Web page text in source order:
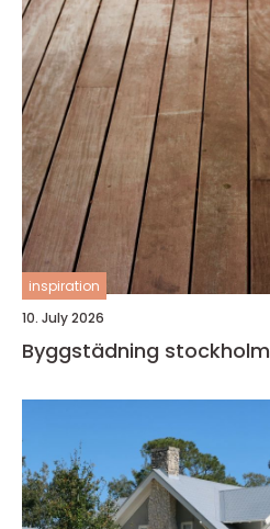
inspiration
10. July 2026
Byggstädning stockholm